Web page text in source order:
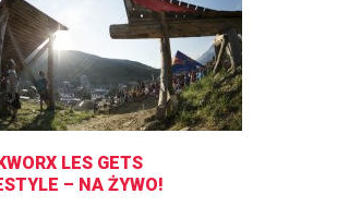
LES GETS
– NA ŻYWO!